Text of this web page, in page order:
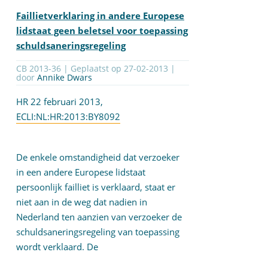
Faillietverklaring in andere Europese
lidstaat geen beletsel voor toepassing
schuldsaneringsregeling
CB 2013-36 | Geplaatst op 27-02-2013 |
door Annike Dwars
HR 22 februari 2013,
ECLI:NL:HR:2013:BY8092
De enkele omstandigheid dat verzoeker
in een andere Europese lidstaat
persoonlijk failliet is verklaard, staat er
niet aan in de weg dat nadien in
Nederland ten aanzien van verzoeker de
schuldsaneringsregeling van toepassing
wordt verklaard. De